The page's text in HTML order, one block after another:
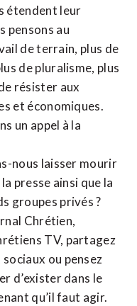
étendent leur
pensons au
de terrain, plus de
de pluralisme, plus
résister aux
et économiques.
un appel à la
nous laisser mourir
presse ainsi que la
groupes privés ?
Chrétien,
TV, partagez
ou pensez
d’exister dans le
qu’il faut agir.